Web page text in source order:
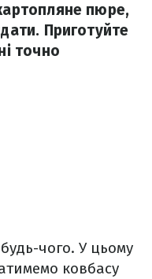
пюре,
Приготуйте
точно
чого. У цьому
ковбасу